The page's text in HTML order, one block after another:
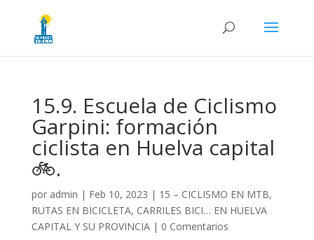
15.9. Escuela de Ciclismo
Garpini: formación
ciclista en Huelva capital
🚲.
por admin | Feb 10, 2023 | 15 – CICLISMO EN MTB,
RUTAS EN BICICLETA, CARRILES BICI… EN HUELVA
CAPITAL Y SU PROVINCIA| 0 Comentarios